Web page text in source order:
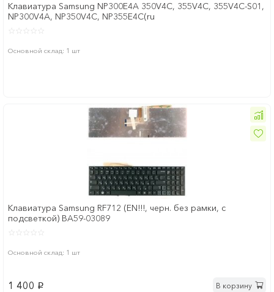
Клавиатура Samsung NP300E4A 350V4C, 355V4C, 355V4C-S01,
NP300V4A, NP350V4C, NP355E4C(ru
Основной склад: 1 шт
Клавиатура Samsung RF712 (EN!!!, черн. без рамки, с
подсветкой) BA59-03089
Основной склад: 1 шт
1 400 p В корзину